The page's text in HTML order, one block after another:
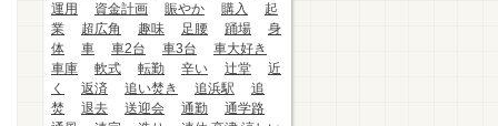
運用
資金計画 賑やか 購入
起
業
超広角 趣味 足腰 踊場
身
体
車 車2台 車3台
車大好き
車庫
軟式 転勤 辛い 辻堂
近
く
返済 追い焚き 追浜駅
追
焚
退去 送迎会 通勤
通学路